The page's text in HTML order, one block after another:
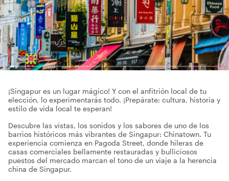
¡Singapur es un lugar mágico! Y con el anfitrión local de tu
elección, lo experimentarás todo. ¡Prepárate; cultura, historia y
estilo de vida local te esperan!
Descubre las vistas, los sonidos y los sabores de uno de los
barrios históricos más vibrantes de Singapur: Chinatown. Tu
experiencia comienza en Pagoda Street, donde hileras de
casas comerciales bellamente restauradas y bulliciosos
puestos del mercado marcan el tono de un viaje a la herencia
china de Singapur.